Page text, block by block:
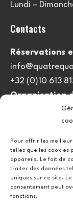
Pour offrir les
telles que les cookies
appareils. Le fait de
traiter des données
uniques sur ce site.
consentement peut
fonctions.
Lundi –
Contacts
Réservations
+32 (0)10 613
Organisation
Politique de